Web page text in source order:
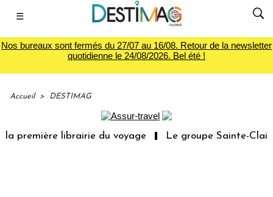
☰
Nos bureaux sont fermés du 27/07 au 16/08. Retour de la newsletter
quotidienne le 24/08/2026. Bel été !
Accueil > DESTIMAG
première librairie du voyage Le groupe Sainte-Claire